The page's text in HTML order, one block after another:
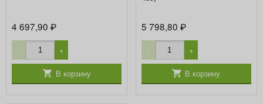
4 697,90₽
− +
В корзину
5 798,80 ₽
− +
В корзину